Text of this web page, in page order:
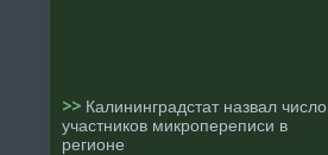
>> Калининградстат назвал число
участников микропереписи в
регионе